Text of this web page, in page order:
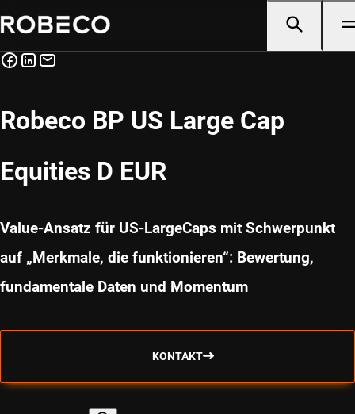
Robeco BP US Large Cap
Equities D EUR
Value-Ansatz für US-LargeCaps mit Schwerpunkt
auf „Merkmale, die funktionieren“: Bewertung,
fundamentale Daten und Momentum
KONTAKT